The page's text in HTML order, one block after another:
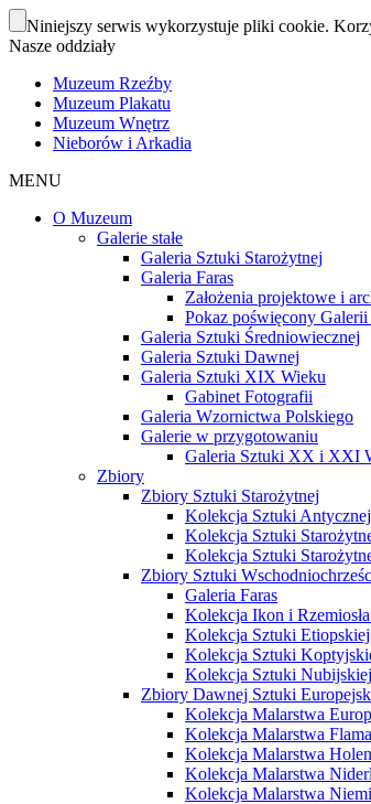
Niniejszy serwis wykorzystuje pliki cookie.
Nasze oddziały
Muzeum Rzeźby
Muzeum Plakatu
Muzeum Wnętrz
Nieborów i Arkadia
MENU
O Muzeum
Galerie stałe
Galeria Sztuki Starożytnej
Galeria Faras
Założenia projektowe i
Pokaz poświęcony
Galeria Sztuki Średniowiecznej
Galeria Sztuki Dawnej
Galeria Sztuki XIX Wieku
Gabinet Fotografii
Galeria Wzornictwa Polskiego
Galerie w przygotowaniu
Galeria Sztuki XX i XXI
Zbiory
Zbiory Sztuki Starożytnej
Kolekcja Sztuki Antycznej
Kolekcja Sztuki
Kolekcja Sztuki
Zbiory Sztuki
Galeria Faras
Kolekcja Ikon i
Kolekcja Sztuki Etiopskiej
Kolekcja Sztuki
Kolekcja Sztuki Nubijskiej
Zbiory Dawnej Sztuki
Kolekcja Malarstwa
Kolekcja Malarstwa
Kolekcja Malarstwa
Kolekcja Malarstwa
Kolekcja Malarstwa